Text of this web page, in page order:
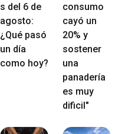
s del 6 de
agosto:
¿Qué pasó
un día
como hoy?
consumo
cayó un
20% y
sostener
una
panadería
es muy
dificil"